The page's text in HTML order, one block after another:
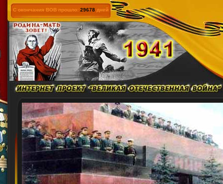
С окончания ВОВ прошло: 29678 дней